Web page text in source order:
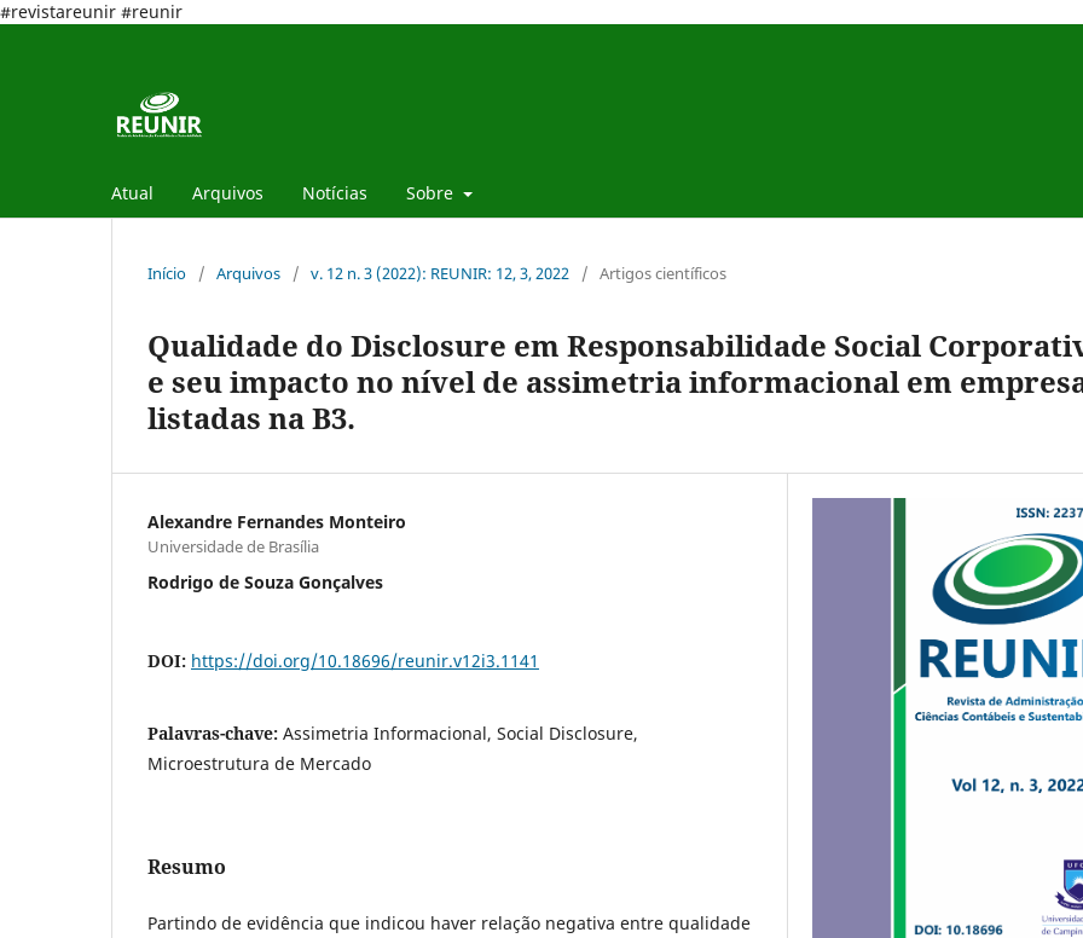
#revistareunir #reunir
Atual Arquivos Notícias Sobre
Início / Arquivos / v. 12 n. 3 (2022): REUNIR: 12, 3, 2022 / Artigos científicos
Qualidade do Disclosure em Responsabilidade Social
e seu impacto no nível de assimetria informacional em
listadas na B3.
Alexandre Fernandes Monteiro
Universidade de Brasília
Rodrigo de Souza Gonçalves
DOI: https://doi.org/10.18696/reunir.v12i3.1141
Palavras-chave: Assimetria Informacional, Social Disclosure,
Microestrutura de Mercado
Resumo
Partindo de evidência que indicou haver relação negativa entre qualidade